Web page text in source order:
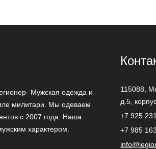
Мужская одежда и
милитари. Мы одеваем
с 2007 года. Наша
характером.
115088,
д.5,
+7 925
+7 985